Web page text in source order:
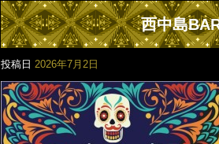
西中島
投稿日 2026年7月2日